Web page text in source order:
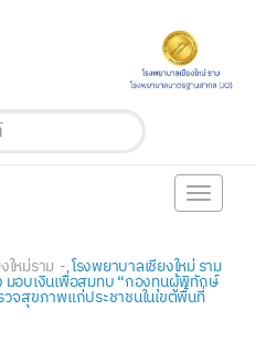
Toggle
ใหม่ราม โรงพยาบาลเชียงใหม่ ราม
มอบเงินเพื่อสมทบ “กองทุนผู้พิทักษ์
จสุขภาพแก่ประชาชนในเขตพื้นที่